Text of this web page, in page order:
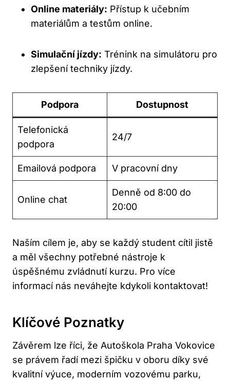
Online materiály: Přístup k učebním
materiálům a testům online.
Simulační jízdy: Trénink na simulátoru pro
zlepšení techniky jízdy.
Podpora Dostupnost
Telefonická
podpora
24/7
Emailová podpora V pracovní dny
Online chat
Denně od 8:00 do
20:00
Naším cílem je, aby se každý student cítil jistě
a měl všechny potřebné nástroje k
úspěšnému zvládnutí kurzu. Pro více
informací nás neváhejte kdykoli kontaktovat!
Klíčové Poznatky
Závěrem lze říci, že Autoškola Praha Vokovice
se právem řadí mezi špičku v oboru díky své
kvalitní výuce, moderním vozovému parku,